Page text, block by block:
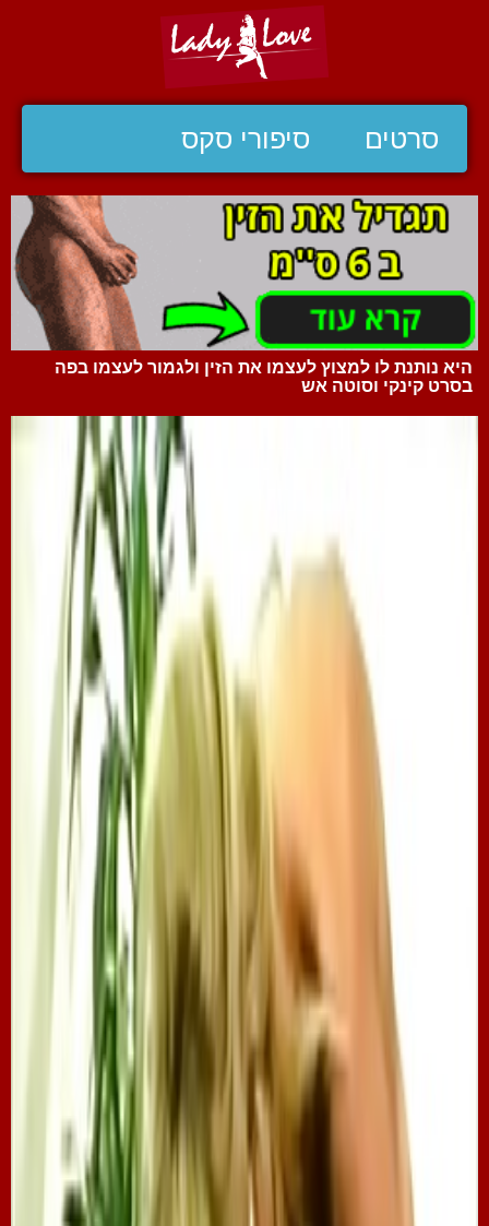
סרטים סיפורי סקס
היא נותנת לו למצוץ לעצמו את הזין ולגמור לעצמו בפה
בסרט קינקי וסוטה אש